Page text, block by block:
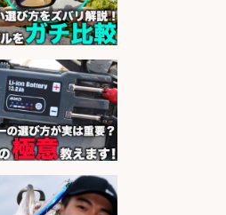
by 求人ボックス
/「志布志
志布志駅か
や商品の陳列
OK×時間選
タッフ鹿児島
by 求人ボックス